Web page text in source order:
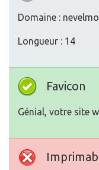
Domaine :
Longueur : 14
Favicon
Génial, votre site